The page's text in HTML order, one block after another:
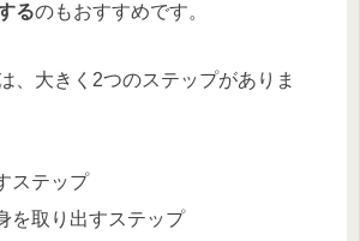
るのもおすすめです。
、大きく2つのステップがありま
ステップ
を取り出すステップ